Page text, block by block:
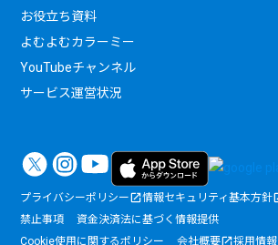
お役立ち資料
よむよむカラーミー
YouTubeチャンネル
サービス運営状況
プライバシーポリシー 情報セキュリティ基本方針
禁止事項
資金決済法に基づく情報提供
Cookie使用に関するポリシー
会社概要 採用情報